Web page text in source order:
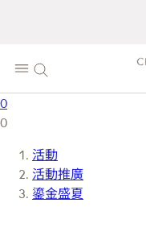
0
0
活動
活動推廣
鎏金盛夏